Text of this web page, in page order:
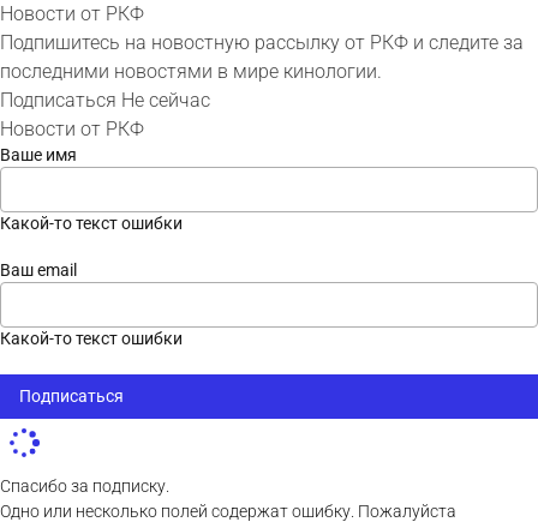
Новости от РКФ
Подпишитесь на новостную рассылку от РКФ и следите за
последними новостями в мире кинологии.
Подписаться Не сейчас
Новости от РКФ
Ваше имя
Какой-то текст ошибки
Ваш email
Какой-то текст ошибки
Подписаться
Спасибо за подписку.
Одно или несколько полей содержат ошибку. Пожалуйста